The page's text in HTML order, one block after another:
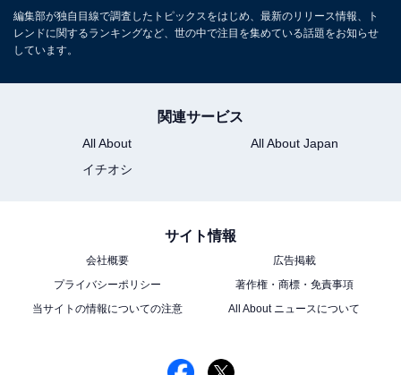
次ページ
編集部が独自目線で調査したトピックスをはじめ、最新のリリース情報、ト
レンドに関するランキングなど、世の中で注目を集めている話題をお知らせ
しています。
関連サービス
All About
All About Japan
イチオシ
サイト情報
会社概要
広告掲載
プライバシーポリシー
著作権・商標・免責事項
当サイトの情報についての注意
All About ニュースについて